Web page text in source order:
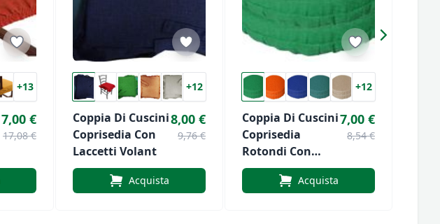
+13
7,00 €
17,08 €
+12
Coppia Di Cuscini
Coprisedia Con
Laccetti Volant
8,00 €
9,76 €
Acquista
+12
Coppia Di Cuscini
Coprisedia
Rotondi Con
Fascia
7,00 €
8,54 €
Acquista